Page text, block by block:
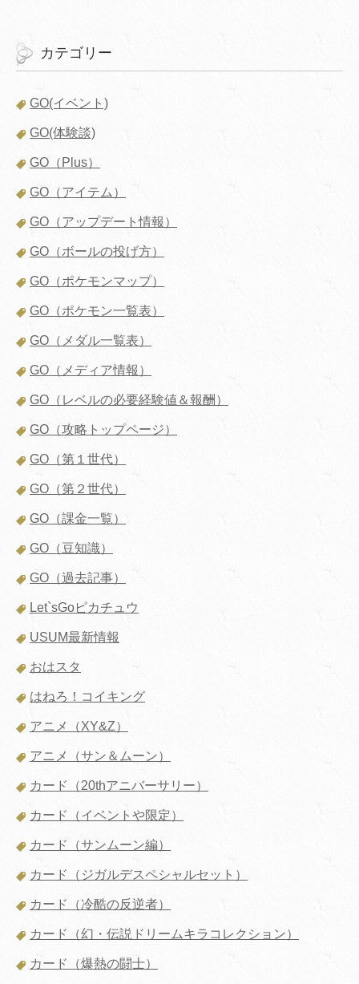
カテゴリー
GO(イベント)
GO(体験談)
GO（Plus）
GO（アイテム）
GO（アップデート情報）
GO（ボールの投げ方）
GO（ポケモンマップ）
GO（ポケモン一覧表）
GO（メダル一覧表）
GO（メディア情報）
GO（レベルの必要経験値＆報酬）
GO（攻略トップページ）
GO（第１世代）
GO（第２世代）
GO（課金一覧）
GO（豆知識）
GO（過去記事）
Let`sGoピカチュウ
USUM最新情報
おはスタ
はねろ！コイキング
アニメ（XY&Z）
アニメ（サン＆ムーン）
カード（20thアニバーサリー）
カード（イベントや限定）
カード（サンムーン編）
カード（ジガルデスペシャルセット）
カード（冷酷の反逆者）
カード（幻・伝説ドリームキラコレクション）
カード（爆熱の闘士）